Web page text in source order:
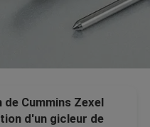
Cummins Zexel
d'un gicleur de